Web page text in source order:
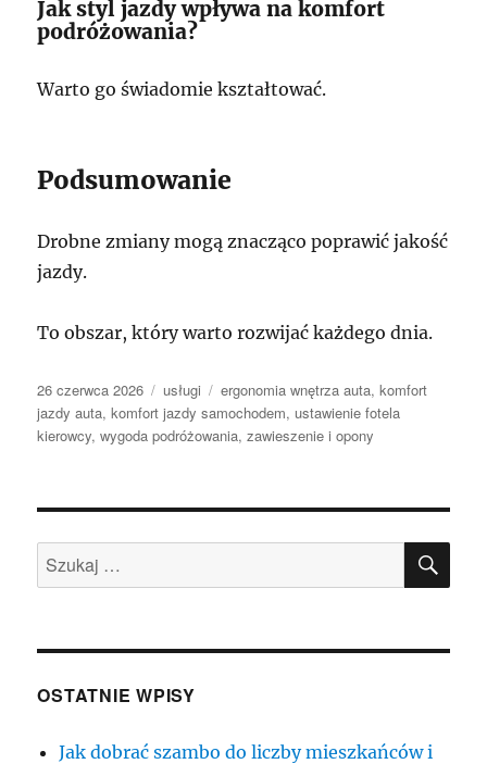
Jak styl jazdy wpływa na komfort
podróżowania?
Warto go świadomie kształtować.
Podsumowanie
Drobne zmiany mogą znacząco poprawić jakość
jazdy.
To obszar, który warto rozwijać każdego dnia.
Data
publikacji
26 czerwca 2026 Kategorie
usługi Tagi
ergonomia wnętrza auta,komfort
jazdy auta,komfort jazdy samochodem, ustawienie fotela
kierowcy,wygoda podróżowania,zawieszenie i opony
Szukaj:
OSTATNIE WPISY
Jak dobrać szambo do liczby mieszkańców i